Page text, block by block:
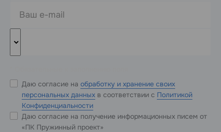
Даю согласие на обработку и хранение своих
персональных данных в соответствии с Политикой
Конфиденциальности
Даю согласие на получение информационных писем от
«ПК Пружинный проект»